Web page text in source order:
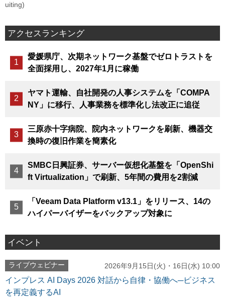
uiting)
アクセスランキング
愛媛県庁、次期ネットワーク基盤でゼロトラストを
全面採用し、2027年1月に稼働
ヤマト運輸、自社開発の人事システムを「COMPA
NY」に移行、人事業務を標準化し法改正に追従
三原赤十字病院、院内ネットワークを刷新、機器交
換時の復旧作業を簡素化
SMBC日興証券、サーバー仮想化基盤を「OpenShi
ft Virtualization」で刷新、5年間の費用を2割減
「Veeam Data Platform v13.1」をリリース、14の
ハイパーバイザーをバックアップ対象に
イベント
ライブウェビナー 2026年9月15日(火)・16日(水) 10:00
インプレス AI Days 2026 対話から自律・協働へ─ビジネス
を再定義するAI